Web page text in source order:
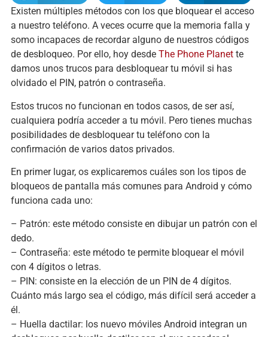
Existen múltiples métodos con los que bloquear el acceso
a nuestro teléfono. A veces ocurre que la memoria falla y
somo incapaces de recordar alguno de nuestros códigos
de desbloqueo. Por ello, hoy desde The Phone Planette
damos unos trucos para desbloquear tu móvil si has
olvidado el PIN, patrón o contraseña.
Estos trucos no funcionan en todos casos, de ser así,
cualquiera podría acceder a tu móvil. Pero tienes muchas
posibilidades de desbloquear tu teléfono con la
confirmación de varios datos privados.
En primer lugar, os explicaremos cuáles son los tipos de
bloqueos de pantalla más comunes para Android y cómo
funciona cada uno:
– Patrón: este método consiste en dibujar un patrón con el
dedo.
– Contraseña: este método te permite bloquear el móvil
con 4 dígitos o letras.
– PIN: consiste en la elección de un PIN de 4 dígitos.
Cuánto más largo sea el código, más difícil será acceder a
él.
– Huella dactilar: los nuevo móviles Android integran un